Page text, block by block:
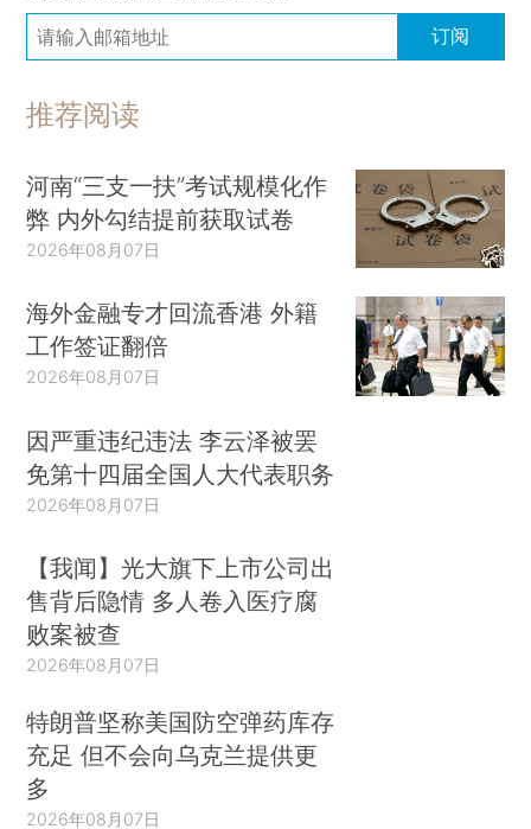
订阅
推荐阅读
河南“三支一扶”考试规模化作
弊 内外勾结提前获取试卷
2026年08月07日
海外金融专才回流香港 外籍
工作签证翻倍
2026年08月07日
因严重违纪违法 李云泽被罢
免第十四届全国人大代表职务
2026年08月07日
【我闻】光大旗下上市公司出
售背后隐情 多人卷入医疗腐
败案被查
2026年08月07日
特朗普坚称美国防空弹药库存
充足 但不会向乌克兰提供更
多
2026年08月07日